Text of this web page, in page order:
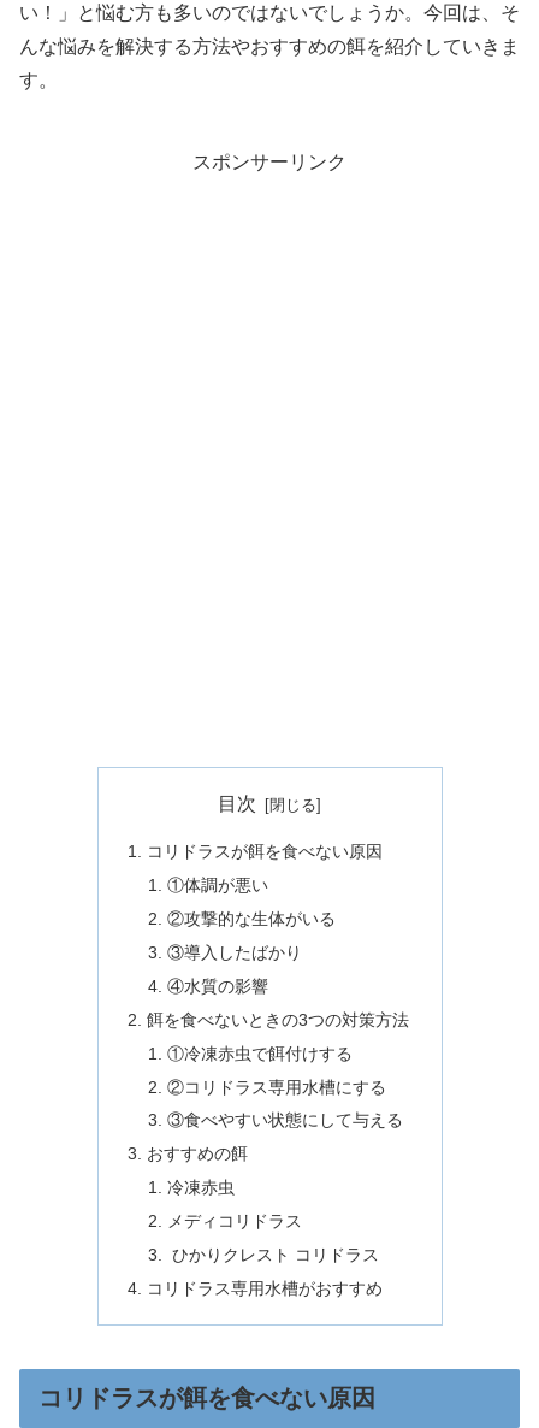
い！」と悩む方も多いのではないでしょうか。今回は、そ
んな悩みを解決する方法やおすすめの餌を紹介していきま
す。
スポンサーリンク
目次
コリドラスが餌を食べない原因
①体調が悪い
②攻撃的な生体がいる
③導入したばかり
④水質の影響
餌を食べないときの3つの対策方法
①冷凍赤虫で餌付けする
②コリドラス専用水槽にする
③食べやすい状態にして与える
おすすめの餌
冷凍赤虫
メディコリドラス
ひかりクレスト コリドラス
コリドラス専用水槽がおすすめ
コリドラスが餌を食べない原因